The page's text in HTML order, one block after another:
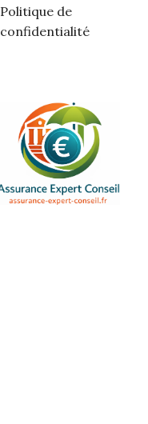
Politique de
confidentialité